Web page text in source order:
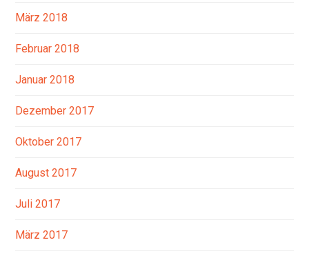
März 2018
Februar 2018
Januar 2018
Dezember 2017
Oktober 2017
August 2017
Juli 2017
März 2017